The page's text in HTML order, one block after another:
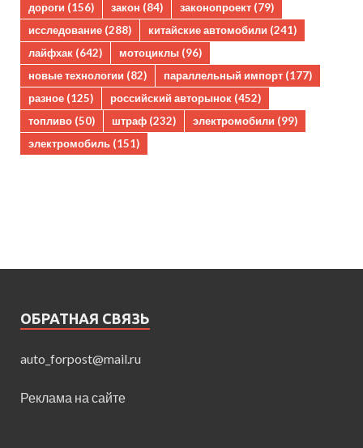
дороги (156) закон (84) законопроект (79)
исследование (288) китайские автомобили (241)
лайфхак (642) мотоциклы (96)
новые технологии (82) параллельный импорт (177)
разное (125) российский авторынок (452)
топливо (50) штраф (232) электромобили (99)
электромобиль (151)
ОБРАТНАЯ СВЯЗЬ
auto_forpost@mail.ru
Реклама на сайте